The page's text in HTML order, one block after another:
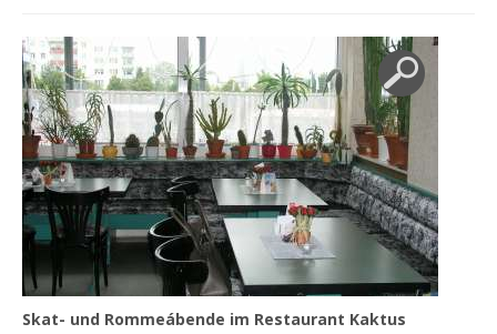
Skat- und Rommeábende im Restaurant Kaktus